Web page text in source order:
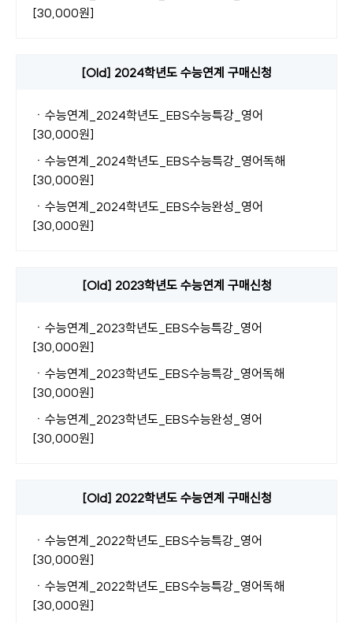
[30,000원]
[Old] 2024학년도 수능연계 구매신청
ㆍ 수능연계_2024학년도_EBS수능특강_영어
[30,000원]
ㆍ 수능연계_2024학년도_EBS수능특강_영어독해
[30,000원]
ㆍ 수능연계_2024학년도_EBS수능완성_영어
[30,000원]
[Old] 2023학년도 수능연계 구매신청
ㆍ 수능연계_2023학년도_EBS수능특강_영어
[30,000원]
ㆍ 수능연계_2023학년도_EBS수능특강_영어독해
[30,000원]
ㆍ 수능연계_2023학년도_EBS수능완성_영어
[30,000원]
[Old] 2022학년도 수능연계 구매신청
ㆍ 수능연계_2022학년도_EBS수능특강_영어
[30,000원]
ㆍ 수능연계_2022학년도_EBS수능특강_영어독해
[30,000원]